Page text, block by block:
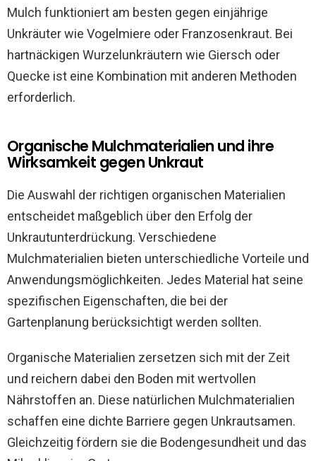
Mulch funktioniert am besten gegen einjährige
Unkräuter wie Vogelmiere oder Franzosenkraut. Bei
hartnäckigen Wurzelunkräutern wie Giersch oder
Quecke ist eine Kombination mit anderen Methoden
erforderlich.
Organische Mulchmaterialien und ihre
Wirksamkeit gegen Unkraut
Die Auswahl der richtigen organischen Materialien
entscheidet maßgeblich über den Erfolg der
Unkrautunterdrückung. Verschiedene
Mulchmaterialien bieten unterschiedliche Vorteile und
Anwendungsmöglichkeiten. Jedes Material hat seine
spezifischen Eigenschaften, die bei der
Gartenplanung berücksichtigt werden sollten.
Organische Materialien zersetzen sich mit der Zeit
und reichern dabei den Boden mit wertvollen
Nährstoffen an. Diese natürlichen Mulchmaterialien
schaffen eine dichte Barriere gegen Unkrautsamen.
Gleichzeitig fördern sie die Bodengesundheit und das